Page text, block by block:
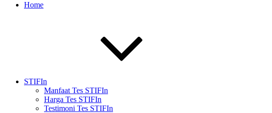
Home
STIFIn
Manfaat Tes STIFIn
Harga Tes STIFIn
Testimoni Tes STIFIn